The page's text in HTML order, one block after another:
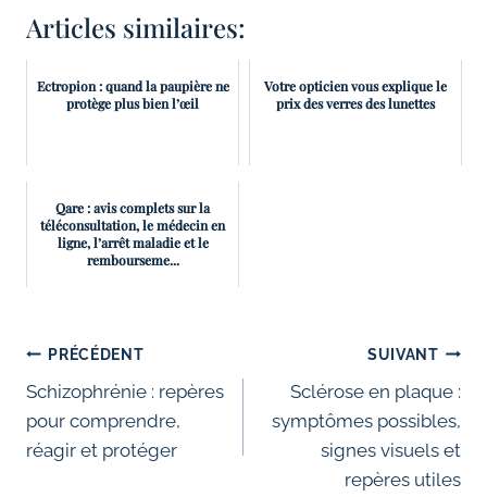
Articles similaires:
Ectropion : quand la paupière ne
protège plus bien l’œil
Votre opticien vous explique le
prix des verres des lunettes
Qare : avis complets sur la
téléconsultation, le médecin en
ligne, l’arrêt maladie et le
rembourseme...
Navigation
de
l’article
PRÉCÉDENT
Schizophrénie : repères
pour comprendre,
réagir et protéger
SUIVANT
Sclérose en plaque :
symptômes possibles,
signes visuels et
repères utiles